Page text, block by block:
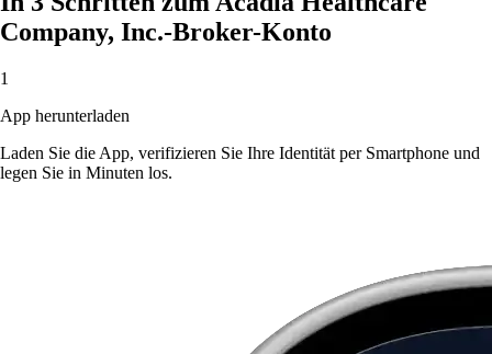
Company, Inc.-Broker-Konto
1
App herunterladen
Laden Sie die App, verifizieren Sie Ihre Identität per Smartphone und
legen Sie in Minuten los.